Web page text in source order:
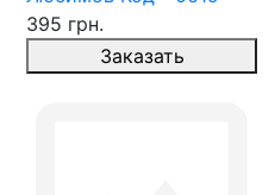
395 грн.
Заказать